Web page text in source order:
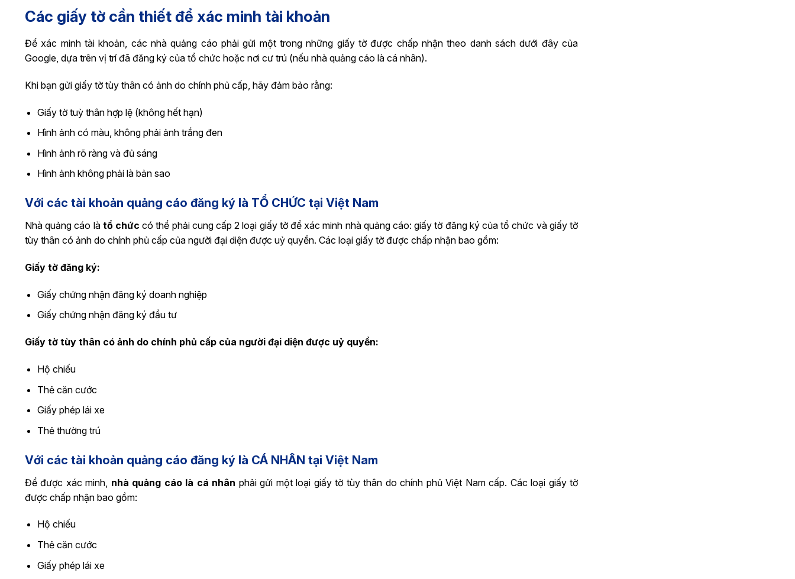
Các giấy tờ cần thiết để xác minh tài khoản
Để xác minh tài khoản, các nhà quảng cáo phải gửi một trong những giấy tờ được chấp nhận theo danh sách dưới đây của
Google, dựa trên vị trí đã đăng ký của tổ chức hoặc nơi cư trú (nếu nhà quảng cáo là cá nhân).
Khi bạn gửi giấy tờ tùy thân có ảnh do chính phủ cấp, hãy đảm bảo rằng:
Giấy tờ tuỳ thân hợp lệ (không hết hạn)
Hình ảnh có màu, không phải ảnh trắng đen
Hình ảnh rõ ràng và đủ sáng
Hình ảnh không phải là bản sao
Với các tài khoản quảng cáo đăng ký là TỔ CHỨC tại Việt Nam
Nhà quảng cáo là tổ chức có thể phải cung cấp 2 loại giấy tờ để xác minh nhà quảng cáo: giấy tờ đăng ký của tổ chức và giấy tờ
tùy thân có ảnh do chính phủ cấp của người đại diện được uỷ quyền. Các loại giấy tờ được chấp nhận bao gồm:
Giấy tờ đăng ký:
Giấy chứng nhận đăng ký doanh nghiệp
Giấy chứng nhận đăng ký đầu tư
Giấy tờ tùy thân có ảnh do chính phủ cấp của người đại diện được uỷ quyền:
Hộ chiếu
Thẻ căn cước
Giấy phép lái xe
Thẻ thường trú
Với các tài khoản quảng cáo đăng ký là CÁ NHÂN tại Việt Nam
Để được xác minh, nhà quảng cáo là cá nhân phải gửi một loại giấy tờ tùy thân do chính phủ Việt Nam cấp. Các loại giấy tờ
được chấp nhận bao gồm:
Hộ chiếu
Thẻ căn cước
Giấy phép lái xe